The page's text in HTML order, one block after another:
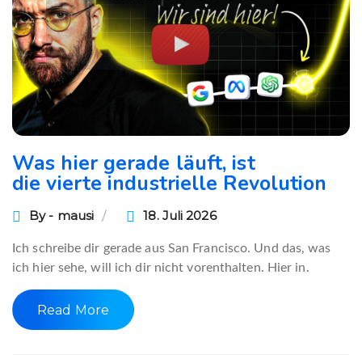
Was hier gerade läuft, ist
die vierte industrielle Revolution
By - mausi 18. Juli 2026
Ich schreibe dir gerade aus San Francisco. Und das, was
ich hier sehe, will ich dir nicht vorenthalten. Hier in.
Read More